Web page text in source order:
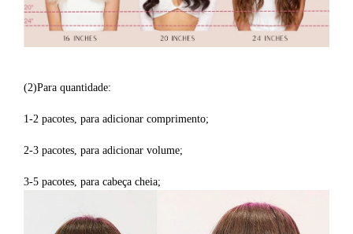
(2)Para quantidade:
1-2 pacotes, para adicionar comprimento;
2-3 pacotes, para adicionar volume;
3-5 pacotes, para cabeça cheia;